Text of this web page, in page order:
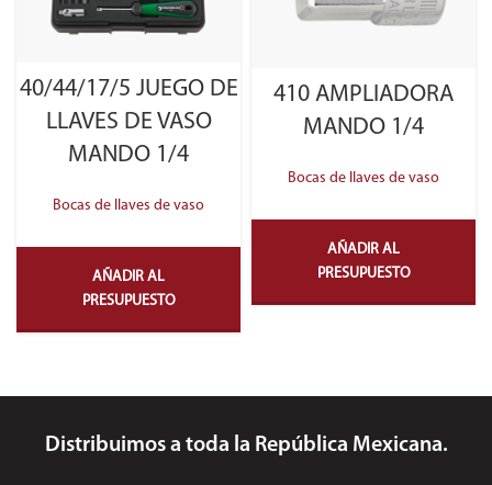
40/44/17/5 JUEGO DE
LLAVES DE VASO
MANDO 1/4
Bocas de llaves de vaso
AÑADIR AL
PRESUPUESTO
410 AMPLIADORA
MANDO 1/4
Bocas de llaves de vaso
AÑADIR AL
PRESUPUESTO
Distribuimos a toda la República Mexicana.